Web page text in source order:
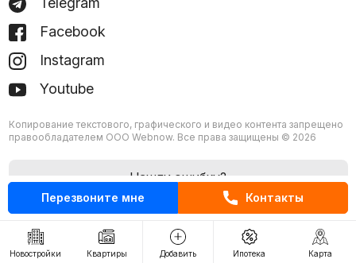
Перезвоните мне Контакты
Новостройки Квартиры Добавить Ипотека Карта
Facebook
Instagram
Youtube
Копирование текстового, графического и видео контента запрещено
правообладателем ООО Webnow. Все права защищены © 2026
Нашли ошибку?